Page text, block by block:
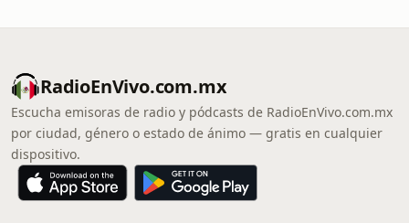
RadioEnVivo.com.mx
Escucha emisoras de radio y pódcasts de RadioEnVivo.com.mx
por ciudad, género o estado de ánimo — gratis en cualquier
dispositivo.